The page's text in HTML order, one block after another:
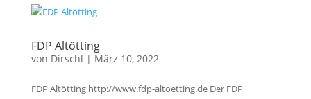
FDP Altötting
von Dirschl | März 10, 2022
FDP Altötting http://www.fdp-altoetting.de Der FDP